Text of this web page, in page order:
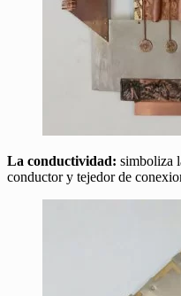
La conductividad: simboliza
conductor y tejedor de